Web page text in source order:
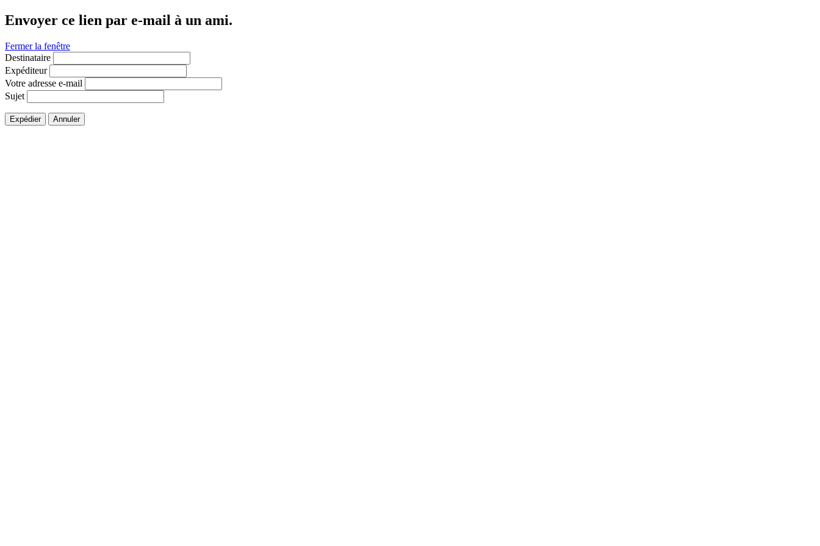
Envoyer ce lien par e-mail à un ami.
Fermer la fenêtre
Destinataire
Expéditeur
Votre adresse e-mail
Sujet
Expédier Annuler